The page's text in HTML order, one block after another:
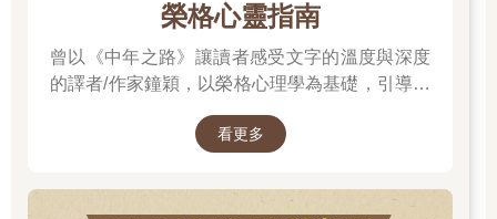
榮格心靈指南
曾以《中年之路》讓讀者感受文字的溫度與深度
的譯者/作家鐘穎，以榮格心理學為基礎，引導你
間，你是否忘了真正的自己？文字溫柔卻不逃避
的自己……想知道如何開始這段心靈旅程嗎？
看更多